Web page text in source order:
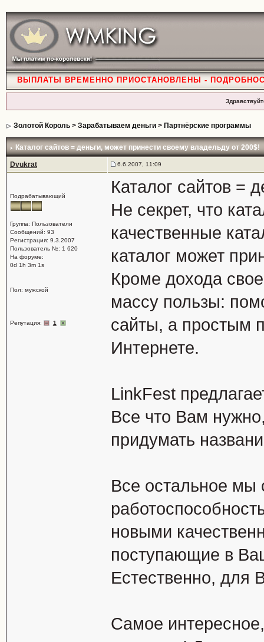
ВЫПЛАТЫ ВРЕМЕННО ПРИОСТАНОВЛЕНЫ -
Золотой Король> Зарабатываем деньги> Партнёрские программы
Каталог сайтов = деньги, может принести своему владельду от 200$!
Dvukrat 6.6.2007, 11:09
Подрабатывающий
Группа: Пользователи
Сообщений: 93
Регистрация: 9.3.2007
Пользователь №: 1 620
На форуме:
0d 1h 3m 1s
Пол: мужской
Репутация: 1
Каталог сайтов =
Не секрет, что
качественные
каталог может
Кроме дохода
массу пользы:
сайты, а простым
Интернете.
LinkFest
Все что Вам
придумать
Все остальное мы
новыми
поступающие в
Естественно,
Самое